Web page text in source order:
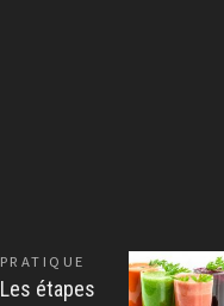
PRATIQUE
Les étapes